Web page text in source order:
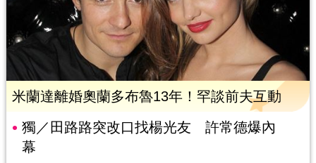
米蘭達離婚奧蘭多布魯13年！罕談前夫互動
獨／田路路突改口找楊光友 許常德爆內
幕